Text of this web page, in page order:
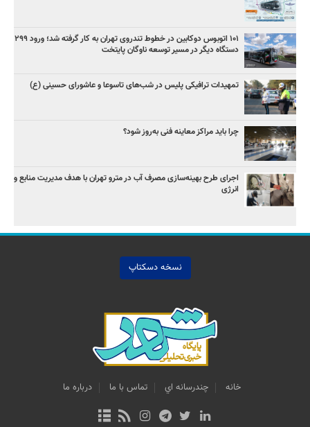
۱۰۱ اتوبوس دوکابین در خطوط تندروی تهران به کار گرفته شد؛ ورود ۲۹۹
دستگاه دیگر در مسیر توسعه ناوگان پایتخت
تمهیدات ترافیکی پلیس در شب‌های تاسوعا و عاشورای حسینی (ع)
چرا باید مراکز معاینه فنی به‌روز شود؟
اجرای طرح بهینه‌سازی مصرف آب در مترو تهران با هدف مدیریت منابع و
انرژی
نسخه دسکتاپ
خانه چندرسانه اي تماس با ما درباره ما